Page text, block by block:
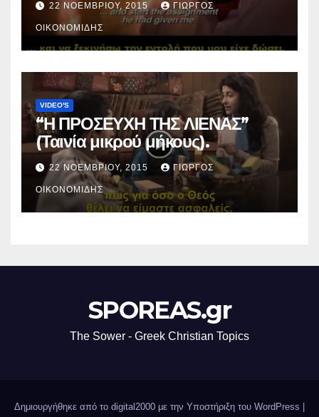
22 ΝΟΕΜΒΡΊΟΥ, 2015 ΓΙΏΡΓΟΣ
ΟΙΚΟΝΟΜΊΔΗΣ
VIDEO'S
“Η ΠΡΟΣΕΥΧΗ ΤΗΣ ΛΙΕΝΑΣ”
(Ταινία μικρού μήκους).
22 ΝΟΕΜΒΡΊΟΥ, 2015 ΓΙΏΡΓΟΣ
ΟΙΚΟΝΟΜΊΔΗΣ
SPOREAS.gr
The Sower - Greek Christian Topics
Δημιουργήθηκε από το digital2000 με την Υποστήριξη του WordPress